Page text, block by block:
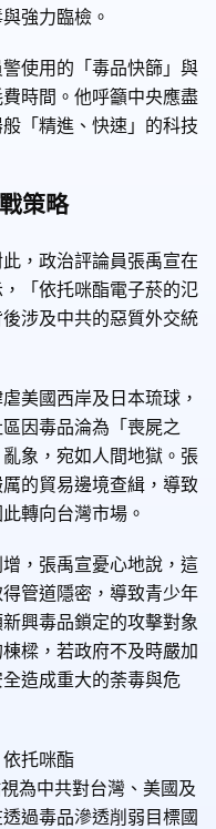
強力臨檢。
使用的「毒品快篩」與
時間。他呼籲中央應盡
「精進、快速」的科技
策略
，政治評論員張禹宣在
「依托咪酯電子菸的氾
涉及中共的惡質外交統
美國西岸及日本琉球，
因毒品淪為「喪屍之
象，宛如人間地獄。張
的貿易邊境查緝，導致
轉向台灣市場。
，張禹宣憂心地說，這
管道隱密，導致青少年
興毒品鎖定的攻擊對象
樑，若政府不及時嚴加
造成重大的荼毒與危
依托咪酯
為中共對台灣、美國及
過毒品滲透削弱目標國